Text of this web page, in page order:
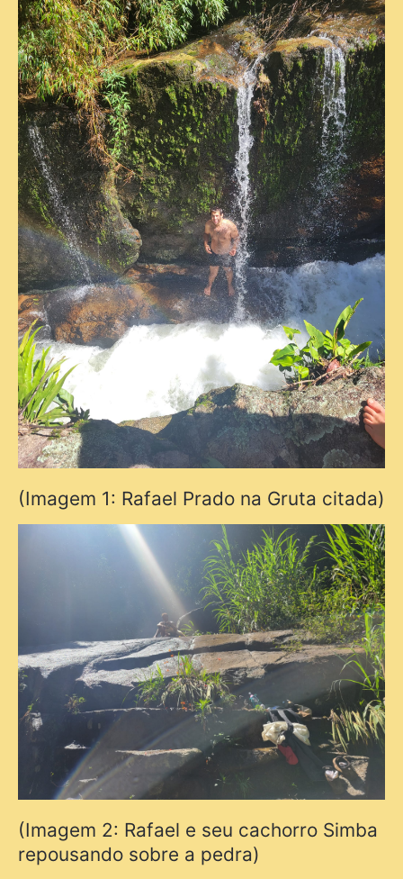
(Imagem 1: Rafael Prado na Gruta citada)
(Imagem 2: Rafael e seu cachorro Simba
repousando sobre a pedra)